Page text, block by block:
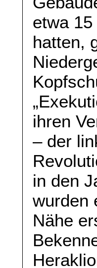
etwa
hatten,
ihren
– der
in den
wurden
Nähe